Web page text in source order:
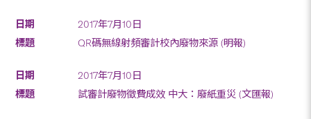
2017年7月10日
QR碼無線射頻審計校內廢物來源 (明報)
2017年7月10日
試審計廢物徵費成效 中大：廢紙重災 (文匯報)